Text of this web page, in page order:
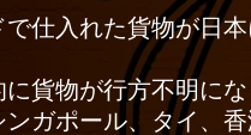
仕入れた貨物が日
貨物が行方不明に
ガポール、タイ、